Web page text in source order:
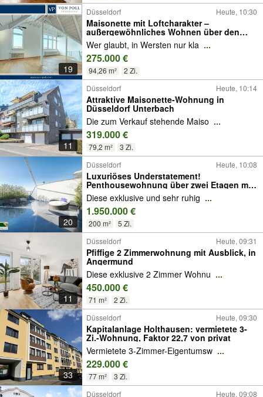
19
Düsseldorf Heute, 10:30
Maisonette mit Loftcharakter –
außergewöhnliches Wohnen über den
Dächern von Düsseldorf-Wersten
Wer glaubt, in Wersten nur kla ...
275.000 €
94,26 m² 2 Zi.
11
Düsseldorf Heute, 10:14
Attraktive Maisonette-Wohnung in
Düsseldorf Unterbach
Die zum Verkauf stehende Maiso ...
319.000 €
79,2 m² 3 Zi.
20
Düsseldorf Heute, 10:08
Luxuriöses Understatement!
Penthousewohnung über zwei Etagen mit
großer Dachterrasse
Diese exklusive und sehr ruhig ...
1.950.000 €
200 m² 5 Zi.
11
Düsseldorf Heute, 09:31
Pfiffige 2 Zimmerwohnung mit Ausblick, in
Angermund
Diese exklusive 2 Zimmer Wohnu ...
450.000 €
71 m² 2 Zi.
33
Düsseldorf Heute, 09:30
Kapitalanlage Holthausen: vermietete 3-
Zi.-Wohnung, Faktor 22,7 von privat
Vermietete 3-Zimmer-Eigentumsw ...
229.000 €
77 m²
3 Zi.
Düsseldorf
Heute, 09:08